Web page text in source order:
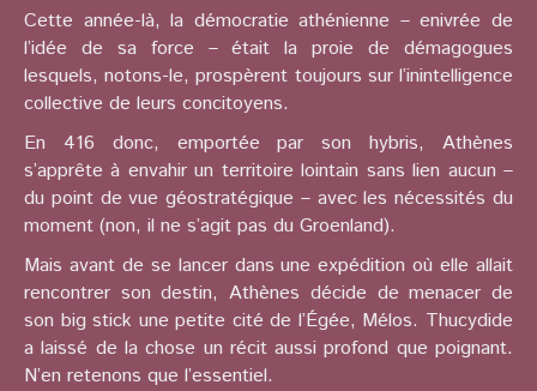
Cette année-là, la démocratie athénienne – enivrée de
l’idée de sa force – était la proie de démagogues
lesquels, notons-le, prospèrent toujours sur l’inintelligence
collective de leurs concitoyens.
En 416 donc, emportée par son hybris, Athènes
s’apprête à envahir un territoire lointain sans lien aucun –
du point de vue géostratégique – avec les nécessités du
moment (non, il ne s’agit pas du Groenland).
Mais avant de se lancer dans une expédition où elle allait
rencontrer son destin, Athènes décide de menacer de
son big stick une petite cité de l’Égée, Mélos. Thucydide
a laissé de la chose un récit aussi profond que poignant.
N’en retenons que l’essentiel.